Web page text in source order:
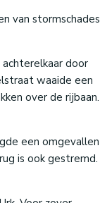
van stormschades
door
waaide een
over de rijbaan.
een omgevallen
is ook gestremd.